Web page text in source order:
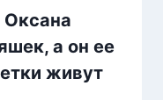
Оксана
а он ее
живут